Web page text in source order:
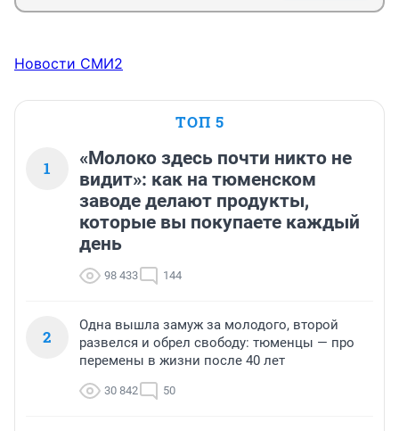
Новости СМИ2
ТОП 5
1
«Молоко здесь почти никто не
видит»: как на тюменском
заводе делают продукты,
которые вы покупаете каждый
день
98 433 144
2
Одна вышла замуж за молодого, второй
развелся и обрел свободу: тюменцы — про
перемены в жизни после 40 лет
30 842 50